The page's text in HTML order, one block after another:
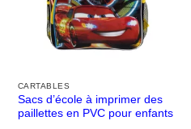
CARTABLES
Sacs d’école à imprimer des
paillettes en PVC pour enfants